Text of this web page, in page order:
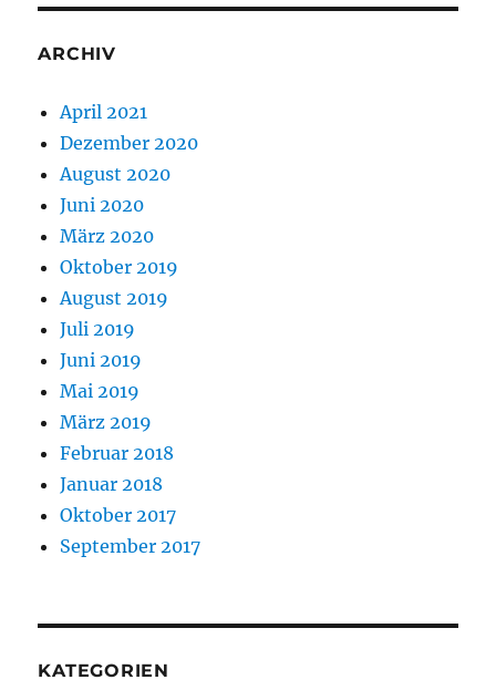
ARCHIV
April 2021
Dezember 2020
August 2020
Juni 2020
März 2020
Oktober 2019
August 2019
Juli 2019
Juni 2019
Mai 2019
März 2019
Februar 2018
Januar 2018
Oktober 2017
September 2017
KATEGORIEN